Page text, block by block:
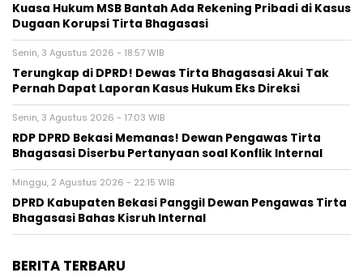
Kuasa Hukum MSB Bantah Ada Rekening Pribadi di Kasus
Dugaan Korupsi Tirta Bhagasasi
Senin, 3 Agustus 2026 - 18:57 WIB
Terungkap di DPRD! Dewas Tirta Bhagasasi Akui Tak
Pernah Dapat Laporan Kasus Hukum Eks Direksi
Senin, 3 Agustus 2026 - 17:03 WIB
RDP DPRD Bekasi Memanas! Dewan Pengawas Tirta
Bhagasasi Diserbu Pertanyaan soal Konflik Internal
Minggu, 2 Agustus 2026 - 22:15 WIB
DPRD Kabupaten Bekasi Panggil Dewan Pengawas Tirta
Bhagasasi Bahas Kisruh Internal
BERITA TERBARU